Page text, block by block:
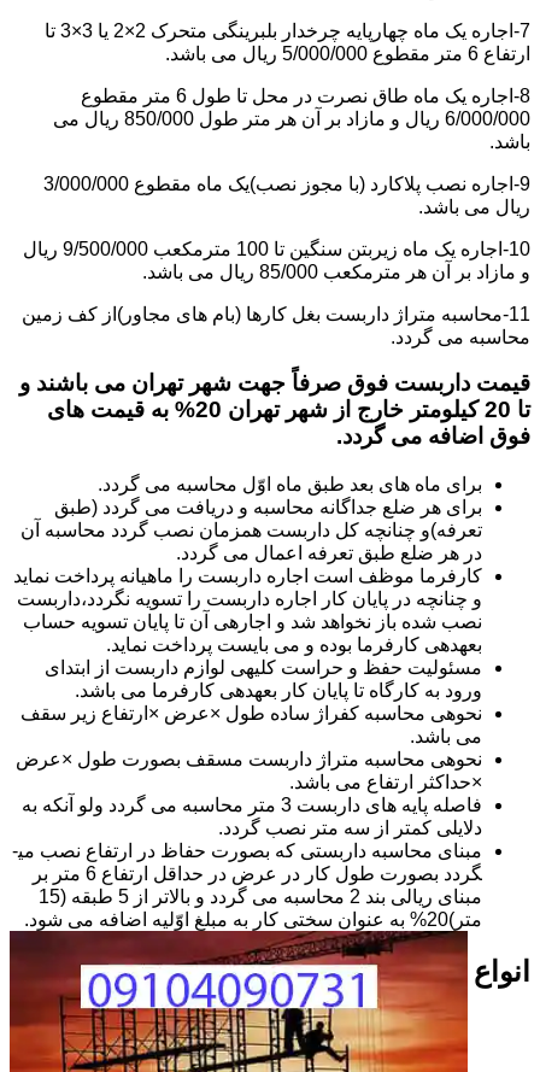
7-اجاره یک ماه چهارپایه چرخدار بلبرینگی متحرک 2×2 یا 3×3 تا
ارتفاع 6 متر مقطوع 5/000/000 ریال می باشد.
8-اجاره یک ماه طاق نصرت در محل تا طول 6 متر مقطوع
6/000/000 ریال و مازاد بر آن هر متر طول 850/000 ریال می
باشد.
9-اجاره نصب پلاکارد (با مجوز نصب)یک ماه مقطوع 3/000/000
ریال می باشد.
10-اجاره یک ماه زیربتن سنگین تا 100 مترمکعب 9/500/000 ریال
و مازاد بر آن هر مترمکعب 85/000 ریال می باشد.
11-محاسبه متراژ داربست بغل کارها (بام های مجاور)از کف زمین
محاسبه می گردد.
قیمت داربست فوق صرفاً جهت شهر تهران می باشند و
تا 20 کیلومتر خارج از شهر تهران 20% به قیمت های
فوق اضافه می گردد.
برای ماه های بعد طبق ماه اوّل محاسبه می گردد.
برای هر ضلع جداگانه محاسبه و دریافت می گردد (طبق
تعرفه)و چنانچه کل داربست همزمان نصب گردد محاسبه آن
در هر ضلع طبق تعرفه اعمال می گردد.
کارفرما موظف است اجاره داربست را ماهیانه پرداخت نماید
و چنانچه در پایان کار اجاره داربست را تسویه نگردد،داربست
نصب شده باز نخواهد شد و اجاره­ی آن تا پایان تسویه حساب
بعهده­ی کارفرما بوده و می بایست پرداخت نماید.
مسئولیت حفظ و حراست کلیه­ی لوازم داربست از ابتدای
ورود به کارگاه تا پایان کار بعهده­ی کارفرما می باشد.
نحوه­ی محاسبه کفراژ ساده طول ×عرض ×ارتفاع زیر سقف
می باشد.
نحوه­ی محاسبه متراژ داربست مسقف بصورت طول ×عرض
×حداکثر ارتفاع می باشد.
فاصله پایه های داربست 3 متر محاسبه می گردد ولو آنکه به
دلایلی کمتر از سه متر نصب گردد.
مبنای محاسبه داربستی که بصورت حفاظ در ارتفاع نصب می­
گردد بصورت طول کار در عرض در حداقل ارتفاع 6 متر بر
مبنای ریالی بند 2 محاسبه می گردد و بالاتر از 5 طبقه (15
متر)20% به عنوان سختی کار به مبلغ اوّلیه اضافه می شود.
انواع